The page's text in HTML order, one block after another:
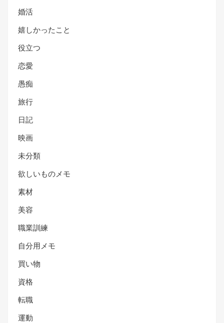
婚活
嬉しかったこと
役立つ
恋愛
愚痴
旅行
日記
映画
未分類
欲しいものメモ
素材
美容
職業訓練
自分用メモ
買い物
資格
転職
運動